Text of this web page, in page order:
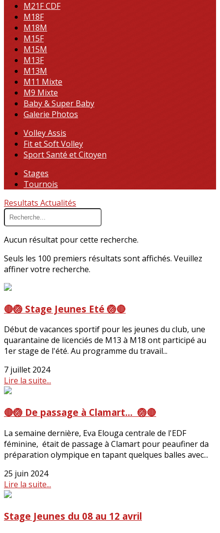
M21F CDF
M18F
M18M
M15F
M15M
M13F
M13M
M11 Mixte
M9 Mixte
Baby & Super Baby
Galerie Photos
Volley Assis
Fit et Soft Volley
Sport Santé et Citoyen
Stages
Tournois
Resultats Actualités
Aucun résultat pour cette recherche.
Seuls les 100 premiers résultats sont affichés. Veuillez
affiner votre recherche.
🔴🏐 Stage Jeunes Eté 🏐🔴
Début de vacances sportif pour les jeunes du club, une
quarantaine de licenciés de M13 à M18 ont participé au
1er stage de l'été. Au programme du travail...
7 juillet 2024
Lire la suite...
🔴🏐 De passage à Clamart... 🏐🔴
La semaine dernière, Eva Elouga centrale de l'EDF
féminine, était de passage à Clamart pour peaufiner da
préparation olympique en tapant quelques balles avec...
25 juin 2024
Lire la suite...
Stage Jeunes du 08 au 12 avril